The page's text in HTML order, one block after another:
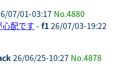
07/01-03:17 No.4880
配です - f126/07/03-19:22
26/06/25-10:27 No.4878